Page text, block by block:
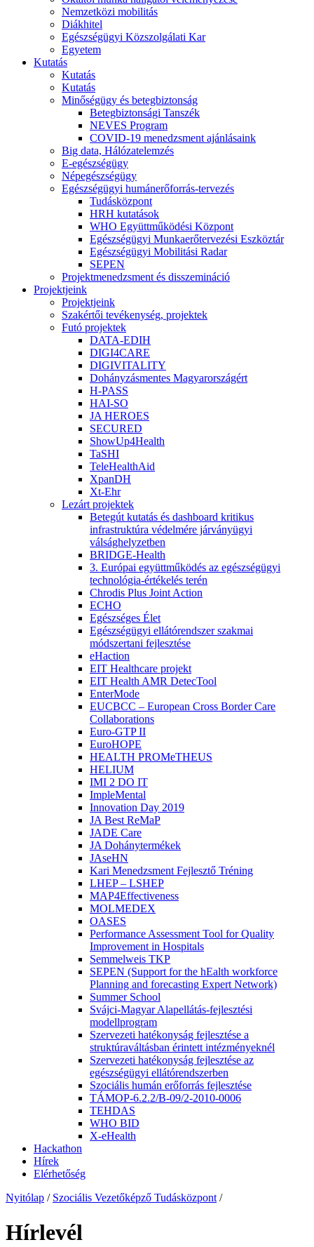
Nemzetközi mobilitás
Diákhitel
Egészségügyi Közszolgálati Kar
Egyetem
Kutatás
Kutatás
Kutatás
Minőségügy és betegbiztonság
Betegbiztonsági Tanszék
NEVES Program
COVID-19 menedzsment ajánlásaink
Big data, Hálózatelemzés
E-egészségügy
Népegészségügy
Egészségügyi humánerőforrás-tervezés
Tudásközpont
HRH kutatások
WHO Együttműködési Központ
Egészségügyi Munkaerőtervezési Eszköztár
Egészségügyi Mobilitási Radar
SEPEN
Projektmenedzsment és disszemináció
Projektjeink
Projektjeink
Szakértői tevékenység, projektek
Futó projektek
DATA-EDIH
DIGI4CARE
DIGIVITALITY
Dohányzásmentes Magyarországért
H-PASS
HAI-SO
JA HEROES
SECURED
ShowUp4Health
TaSHI
TeleHealthAid
XpanDH
Xt-Ehr
Lezárt projektek
Betegút kutatás és dashboard kritikus
infrastruktúra védelmére járványügyi
válsághelyzetben
BRIDGE-Health
3. Európai együttműködés az egészségügyi
technológia-értékelés terén
Chrodis Plus Joint Action
ECHO
Egészséges Élet
Egészségügyi ellátórendszer szakmai
módszertani fejlesztése
eHaction
EIT Healthcare projekt
EIT Health AMR DetecTool
EnterMode
EUCBCC – European Cross Border Care
Collaborations
Euro-GTP II
EuroHOPE
HEALTH PROMeTHEUS
HELIUM
IMI 2 DO IT
ImpleMental
Innovation Day 2019
JA Best ReMaP
JADE Care
JA Dohánytermékek
JAseHN
Kari Menedzsment Fejlesztő Tréning
LHEP – LSHEP
MAP4Effectiveness
MOLMEDEX
OASES
Performance Assessment Tool for Quality
Improvement in Hospitals
Semmelweis TKP
SEPEN (Support for the hEalth workforce
Planning and forecasting Expert Network)
Summer School
Svájci-Magyar Alapellátás-fejlesztési
modellprogram
Szervezeti hatékonyság fejlesztése a
struktúraváltásban érintett intézményeknél
Szervezeti hatékonyság fejlesztése az
egészségügyi ellátórendszerben
Szociális humán erőforrás fejlesztése
TÁMOP-6.2.2/B-09/2-2010-0006
TEHDAS
WHO BID
X-eHealth
Hackathon
Hírek
Elérhetőség
Nyitólap / Szociális Vezetőképző Tudásközpont /
Hírlevél